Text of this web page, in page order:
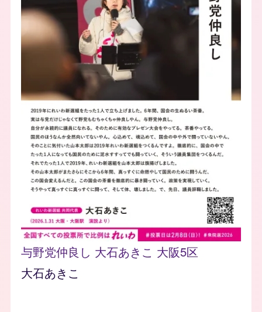
与野党仲良し 大石あきこ 大阪5区
大石あきこ